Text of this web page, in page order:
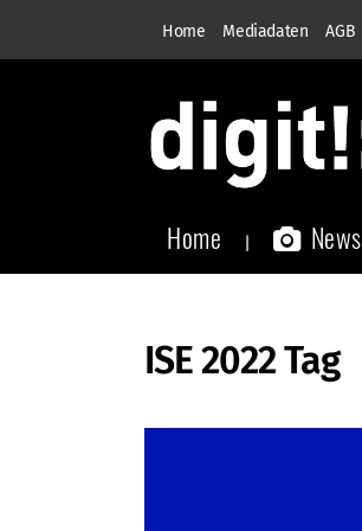
Home Mediadaten AGB
Home News
ISE 2022 Tag